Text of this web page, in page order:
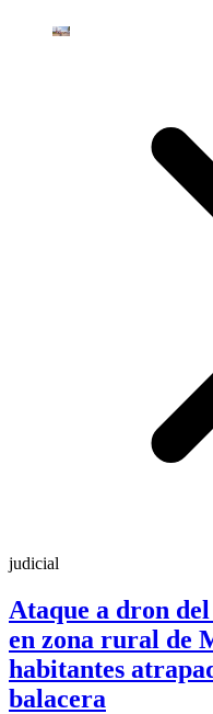
judicial
Ataque a dron
en zona rural de
habitantes
balacera